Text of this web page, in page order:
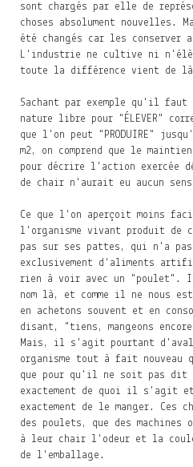
sont chargés par elle de
choses absolument nouvelles.
été changés car les conserver
L'industrie ne cultive ni
toute la différence vient de
Sachant par exemple qu'il faut
nature libre pour "ÉLEVER"
que l'on peut "PRODUIRE"
m2, on comprend que le
pour décrire l'action exercée
de chair n'aurait eu aucun
Ce que l'on aperçoit moins
l'organisme vivant produit de
pas sur ses pattes, qui n'a
exclusivement d'aliments
rien à voir avec un "poulet". Il
nom là, et comme il ne nous
en achetons souvent et en
disant, "tiens, mangeons
Mais, il s'agit pourtant
organisme tout à fait nouveau
que pour qu'il ne soit pas dit
exactement de quoi il s'agit
exactement de le manger. Ces
des poulets, que des
à leur chair l'odeur et la
de l'emballage.